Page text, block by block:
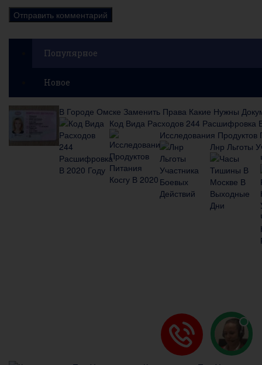
Популярное
Новое
В Городе Омске Заменить Права Какие Нужны
Код Вида Расходов 244 Расшифровка
Исследования Продуктов
Лнр Льготы